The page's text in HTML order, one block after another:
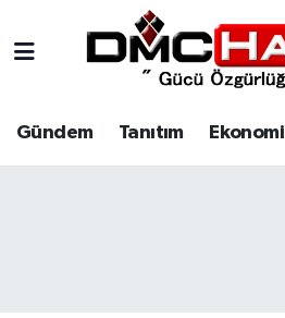
Gündem Tanıtım Ekonomi
Tanıtım
Nöbetçi Eczaneler
Hava Durumu